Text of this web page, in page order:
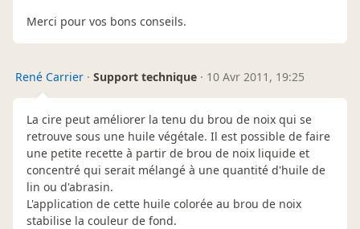
Merci pour vos bons conseils.
René Carrier · Support technique · 10 Avr 2011, 19:25
La cire peut améliorer la tenu du brou de noix qui se
retrouve sous une huile végétale. Il est possible de faire
une petite recette à partir de brou de noix liquide et
concentré qui serait mélangé à une quantité d'huile de
lin ou d'abrasin.
L'application de cette huile colorée au brou de noix
stabilise la couleur de fond.